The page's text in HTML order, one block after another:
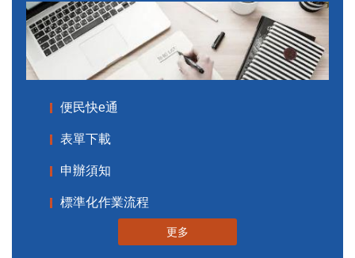
便民快e通
表單下載
申辦須知
標準化作業流程
更多